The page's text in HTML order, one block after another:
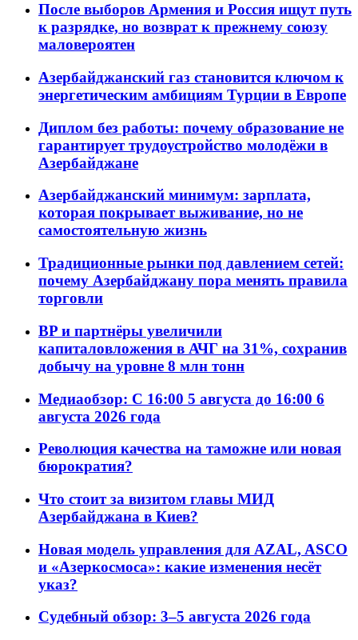
После выборов Армения и Россия ищут путь
к разрядке, но возврат к прежнему союзу
маловероятен
Азербайджанский газ становится ключом к
энергетическим амбициям Турции в Европе
Диплом без работы: почему образование не
гарантирует трудоустройство молодёжи в
Азербайджане
Азербайджанский минимум: зарплата,
которая покрывает выживание, но не
самостоятельную жизнь
Традиционные рынки под давлением сетей:
почему Азербайджану пора менять правила
торговли
BP и партнёры увеличили
капиталовложения в АЧГ на 31%, сохранив
добычу на уровне 8 млн тонн
Медиаобзор: С 16:00 5 августа до 16:00 6
августа 2026 года
Революция качества на таможне или новая
бюрократия?
Что стоит за визитом главы МИД
Азербайджана в Киев?
Новая модель управления для AZAL, ASCO
и «Азеркосмоса»: какие изменения несёт
указ?
Судебный обзор: 3–5 августа 2026 года